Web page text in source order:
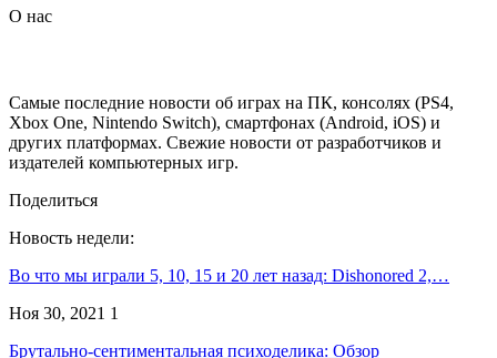
О нас
Самые последние новости об играх на ПК, консолях (PS4,
Xbox One, Nintendo Switch), смартфонах (Android, iOS) и
других платформах. Свежие новости от разработчиков и
издателей компьютерных игр.
Поделиться
Новость недели:
Во что мы играли 5, 10, 15 и 20 лет назад: Dishonored 2,…
Ноя 30, 2021 1
Брутально-сентиментальная психоделика: Обзор